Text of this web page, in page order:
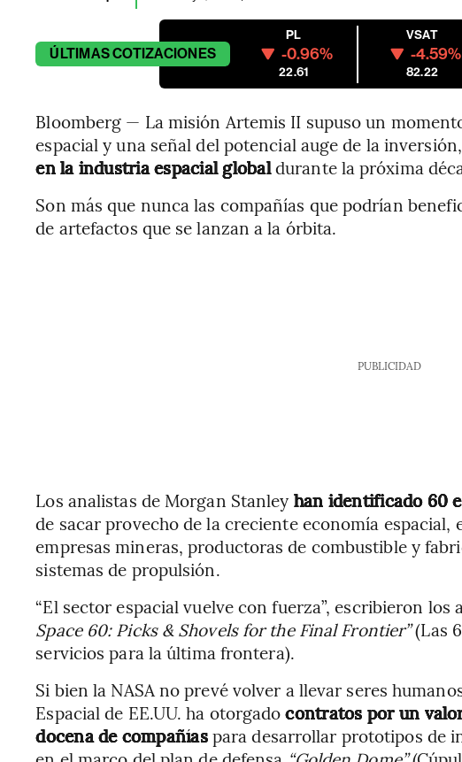
ÚLTIMASCOTIZACIONES
PL
-0.96%
22.61
VSAT
-4.59%
82.22
Bloomberg — La misión Artemis II supuso un
espacial y una señal del potencial auge de la
en la industria espacial globaldurante la próxima
Son más que nunca las compañías que podrían
de artefactos que se lanzan a la órbita.
PUBLICIDAD
Los analistas de Morgan Stanley han identificado 60
de sacar provecho de la creciente economía espacial,
empresas mineras, productoras de combustible y
sistemas de propulsión.
“El sector espacial vuelve con fuerza”, escribieron
Space 60: Picks & Shovels for the Final Frontier”(Las
servicios para la última frontera).
Si bien la NASA no prevé volver a llevar seres
Espacial de EE.UU. ha otorgadocontratos por un
docena de compañíaspara desarrollar prototipos de